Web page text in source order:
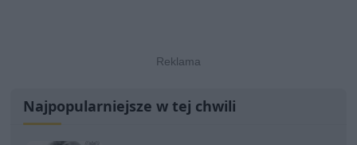
Najpopularniejsze w tej chwili